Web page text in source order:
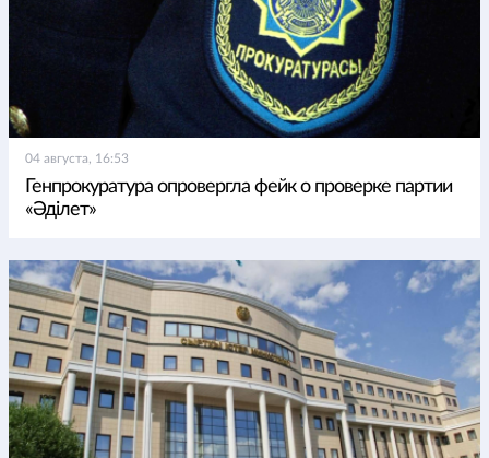
04 августа, 16:53
Генпрокуратура опровергла фейк о проверке партии
«Әділет»